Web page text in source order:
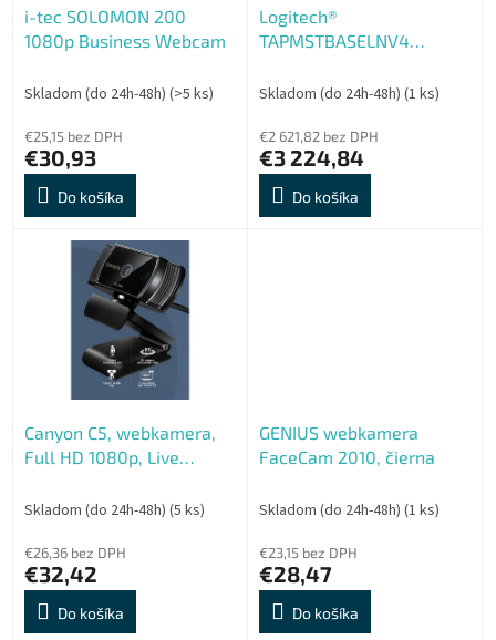
i-tec SOLOMON 200
1080p Business Webcam
Skladom (do 24h-48h) (>5 ks)
€25,15 bez DPH
€30,93
Do košíka
Logitech®
TAPMSTBASELNV4
EU Plug
Skladom (do 24h-48h) (1 ks)
€2 621,82 bez DPH
€3 224,84
Do košíka
Canyon C5, webkamera,
Full HD 1080p, Live
USB 2.0, 360° rozsah,
Skladom (do 24h-48h) (5 ks)
€26,36 bez DPH
€32,42
Do košíka
GENIUS webkamera
FaceCam 2010, čierna
Skladom (do 24h-48h) (1 ks)
€23,15 bez DPH
€28,47
Do košíka